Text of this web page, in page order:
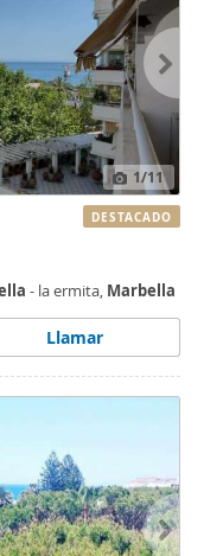
1/11
- la ermita, Marbella
Llamar
DESTACADO